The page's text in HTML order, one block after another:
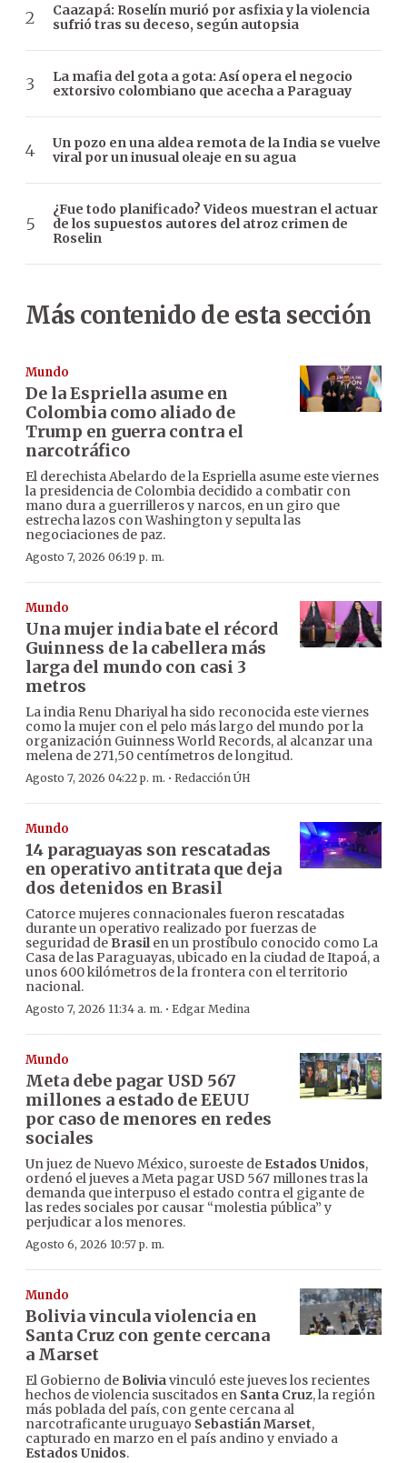
Caazapá: Roselín murió por asfixia y la violencia
sufrió tras su deceso, según autopsia
La mafia del gota a gota: Así opera el negocio
extorsivo colombiano que acecha a Paraguay
Un pozo en una aldea remota de la India se vuelve
viral por un inusual oleaje en su agua
¿Fue todo planificado? Videos muestran el actuar
de los supuestos autores del atroz crimen de
Roselin
Más contenido de esta sección
Mundo
De la Espriella asume en
Colombia como aliado de
Trump en guerra contra el
narcotráfico
El derechista Abelardo de la Espriella asume este viernes
la presidencia de Colombia decidido a combatir con
mano dura a guerrilleros y narcos, en un giro que
estrecha lazos con Washington y sepulta las
negociaciones de paz.
Agosto 7, 2026 06:19 p. m.
Mundo
Una mujer india bate el récord
Guinness de la cabellera más
larga del mundo con casi 3
metros
La india Renu Dhariyal ha sido reconocida este viernes
como la mujer con el pelo más largo del mundo por la
organización Guinness World Records, al alcanzar una
melena de 271,50 centímetros de longitud.
Agosto 7, 2026 04:22 p. m. · Redacción ÚH
Mundo
14 paraguayas son rescatadas
en operativo antitrata que deja
dos detenidos en Brasil
Catorce mujeres connacionales fueron rescatadas
durante un operativo realizado por fuerzas de
seguridad de Brasilen un prostíbulo conocido como La
Casa de las Paraguayas, ubicado en la ciudad de Itapoá, a
unos 600 kilómetros de la frontera con el territorio
nacional.
Agosto 7, 2026 11:34 a. m. · Edgar Medina
Mundo
Meta debe pagar USD 567
millones a estado de EEUU
por caso de menores en redes
sociales
Un juez de Nuevo México, suroeste de Estados Unidos,
ordenó el jueves a Meta pagar USD 567 millones tras la
demanda que interpuso el estado contra el gigante de
las redes sociales por causar “molestia pública” y
perjudicar a los menores.
Agosto 6, 2026 10:57 p. m.
Mundo
Bolivia vincula violencia en
Santa Cruz con gente cercana
a Marset
El Gobierno de Boliviavinculó este jueves los recientes
hechos de violencia suscitados en Santa Cruz, la región
más poblada del país, con gente cercana al
narcotraficante uruguayo Sebastián Marset,
capturado en marzo en el país andino y enviado a
Estados Unidos.